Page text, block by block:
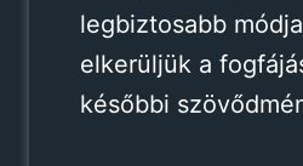
legbiztosabb
elkerüljük a
későbbi